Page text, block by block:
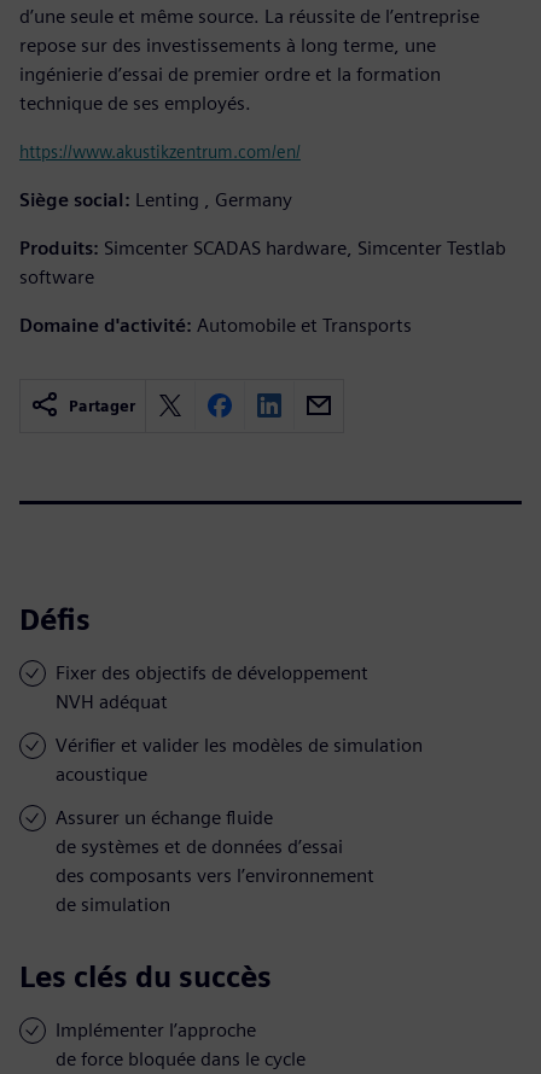
d’une seule et même source. La réussite de l’entreprise
repose sur des investissements à long terme, une
ingénierie d’essai de premier ordre et la formation
technique de ses employés.
https://www.akustikzentrum.com/en/
Siège social: Lenting , Germany
Produits: Simcenter SCADAS hardware, Simcenter Testlab
software
Domaine d'activité: Automobile et Transports
Partager
Défis
Fixer des objectifs de développement
NVH adéquat
Vérifier et valider les modèles de simulation
acoustique
Assurer un échange fluide
de systèmes et de données d’essai
des composants vers l’environnement
de simulation
Les clés du succès
Implémenter l’approche
de force bloquée dans le cycle